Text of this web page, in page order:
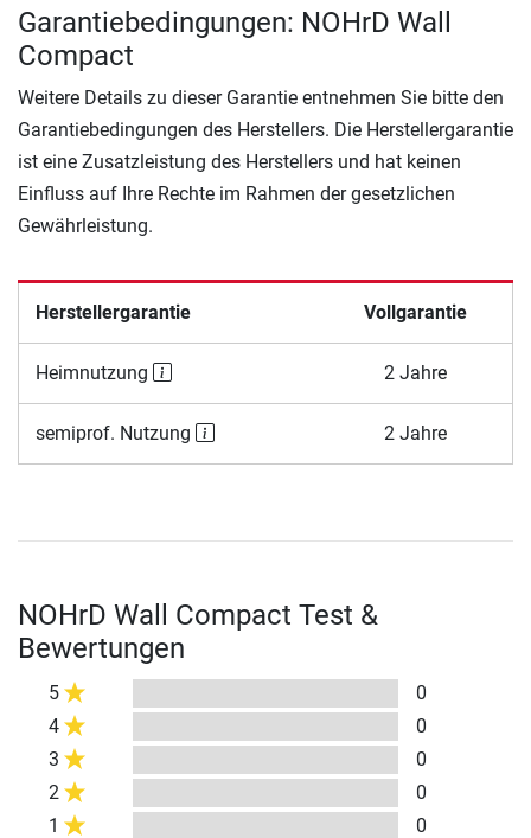
Garantiebedingungen: NOHrD Wall
Compact
Weitere Details zu dieser Garantie entnehmen Sie bitte den
Garantiebedingungen des Herstellers. Die Herstellergarantie
ist eine Zusatzleistung des Herstellers und hat keinen
Einfluss auf Ihre Rechte im Rahmen der gesetzlichen
Gewährleistung.
Herstellergarantie Vollgarantie
Heimnutzung 2 Jahre
semiprof. Nutzung 2 Jahre
NOHrD Wall Compact Test &
Bewertungen
5
0
4
0
3
0
2
0
1
0